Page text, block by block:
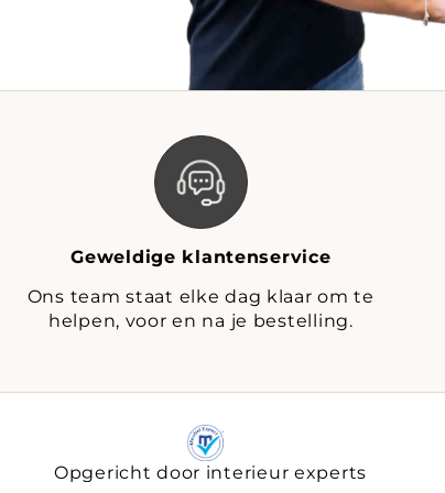
Geweldige klantenservice
Ons team staat elke dag klaar om te
helpen, voor en na je bestelling.
Opgericht door interieur experts